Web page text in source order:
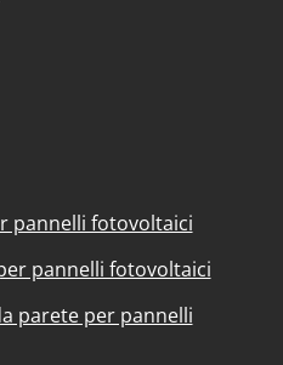
pannelli fotovoltaici
pannelli fotovoltaici
parete per pannelli